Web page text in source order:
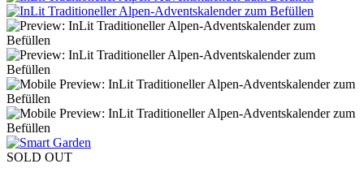
SOLD OUT